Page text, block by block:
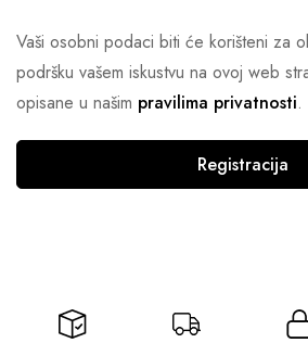
Vaši osobni podaci biti će korišteni za
podršku vašem iskustvu na ovoj web
opisane u našim pravilima privatnosti.
Registracija